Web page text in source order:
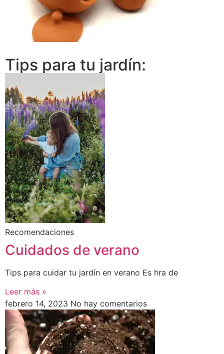
Tips para tu jardín:
Recomendaciones
Cuidados de verano
Tips para cuidar tu jardín en verano Es hra de
Leer más »
febrero 14, 2023 No hay comentarios